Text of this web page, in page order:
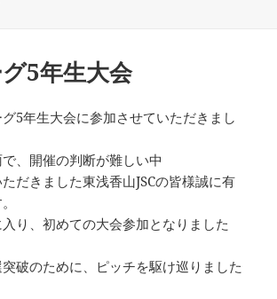
5年生大会
5年生大会に参加させていただきまし
、開催の判断が難しい中
だきました東浅香山JSCの皆様誠に有
り、初めての大会参加となりました
破のために、ピッチを駆け巡りました